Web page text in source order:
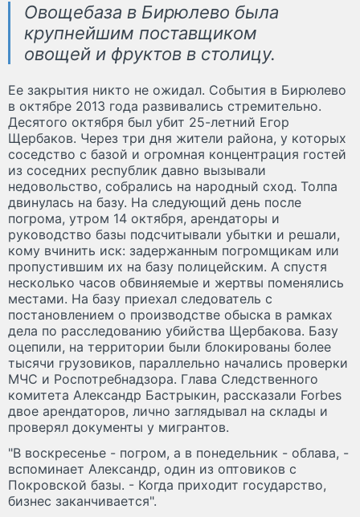
Овощебаза в Бирюлево была
крупнейшим поставщиком
овощей и фруктов в столицу.
Ее закрытия никто не ожидал. События в Бирюлево
в октябре 2013 года развивались стремительно.
Десятого октября был убит 25-летний Егор
Щербаков. Через три дня жители района, у которых
соседство с базой и огромная концентрация гостей
из соседних республик давно вызывали
недовольство, собрались на народный сход. Толпа
двинулась на базу. На следующий день после
погрома, утром 14 октября, арендаторы и
руководство базы подсчитывали убытки и решали,
кому вчинить иск: задержанным погромщикам или
пропустившим их на базу полицейским. А спустя
несколько часов обвиняемые и жертвы поменялись
местами. На базу приехал следователь с
постановлением о производстве обыска в рамках
дела по расследованию убийства Щербакова. Базу
оцепили, на территории были блокированы более
тысячи грузовиков, параллельно начались проверки
МЧС и Роспотребнадзора. Глава Следственного
комитета Александр Бастрыкин, рассказали Forbes
двое арендаторов, лично заглядывал на склады и
проверял документы у мигрантов.
"В воскресенье - погром, а в понедельник - облава, -
вспоминает Александр, один из оптовиков с
Покровской базы. - Когда приходит государство,
бизнес заканчивается".